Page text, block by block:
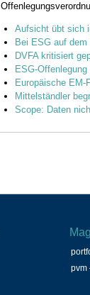
Aufsicht übt sich
Bei ESG auf dem
DVFA kritisiert
ESG-
Europäische EM-
Mittelständler
Scope: Daten
pvm